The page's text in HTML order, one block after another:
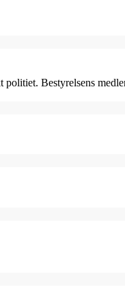
Bestyrelsens